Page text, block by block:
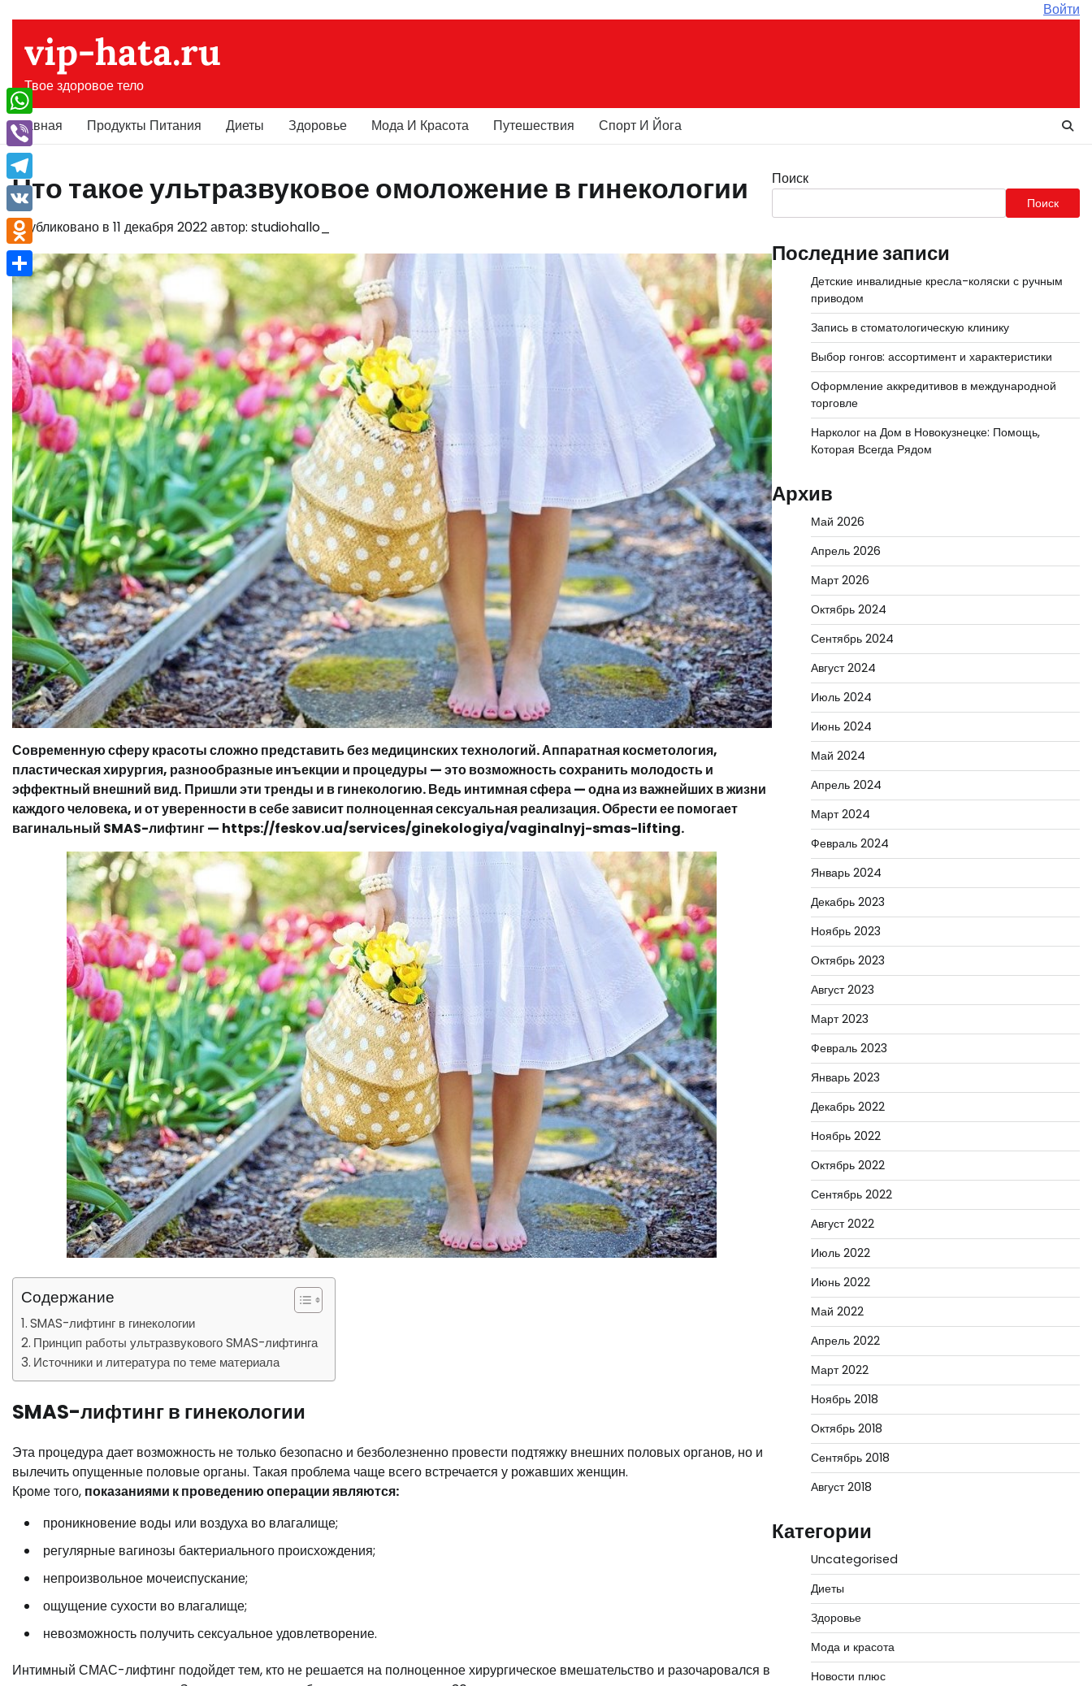
содержимому
Войти
vip-hata.ru
Твое здоровое тело
Главная Продукты Питания Диеты Здоровье Мода И Красота Путешествия Спорт И Йога
Что такое ультразвуковое омоложение в гинекологии
Опубликовано в 11 декабря 2022автор: studiohallo_
Современную сферу красоты сложно представить без медицинских технологий. Аппаратная косметология,
пластическая хирургия, разнообразные инъекции и процедуры — это возможность сохранить молодость и
эффектный внешний вид. Пришли эти тренды и в гинекологию. Ведь интимная сфера — одна из важнейших в жизни
каждого человека, и от уверенности в себе зависит полноценная сексуальная реализация. Обрести ее помогает
вагинальный SMAS-лифтинг — https://feskov.ua/services/ginekologiya/vaginalnyj-smas-lifting.
Содержание
SMAS-лифтинг в гинекологии
Принцип работы ультразвукового SMAS-лифтинга
Источники и литература по теме материала
SMAS-лифтинг в гинекологии
Эта процедура дает возможность не только безопасно и безболезненно провести подтяжку внешних половых органов, но и
вылечить опущенные половые органы. Такая проблема чаще всего встречается у рожавших женщин.
Кроме того, показаниями к проведению операции являются:
проникновение воды или воздуха во влагалище;
регулярные вагинозы бактериального происхождения;
непроизвольное мочеиспускание;
ощущение сухости во влагалище;
невозможность получить сексуальное удовлетворение.
Интимный СМАС-лифтинг подойдет тем, кто не решается на полноценное хирургическое вмешательство и разочаровался в
Поиск
Поиск
Последние записи
Детские инвалидные кресла-коляски с ручным
приводом
Запись в стоматологическую клинику
Выбор гонгов: ассортимент и характеристики
Оформление аккредитивов в международной
торговле
Нарколог на Дом в Новокузнецке: Помощь,
Которая Всегда Рядом
Архив
Май 2026
Апрель 2026
Март 2026
Октябрь 2024
Сентябрь 2024
Август 2024
Июль 2024
Июнь 2024
Май 2024
Апрель 2024
Март 2024
Февраль 2024
Январь 2024
Декабрь 2023
Ноябрь 2023
Октябрь 2023
Август 2023
Март 2023
Февраль 2023
Январь 2023
Декабрь 2022
Ноябрь 2022
Октябрь 2022
Сентябрь 2022
Август 2022
Июль 2022
Июнь 2022
Май 2022
Апрель 2022
Март 2022
Ноябрь 2018
Октябрь 2018
Сентябрь 2018
Август 2018
Категории
Uncategorised
Диеты
Здоровье
Мода и красота
Новости плюс
WhatsApp
Viber
Telegram
VK
Odnoklassniki
Отправить